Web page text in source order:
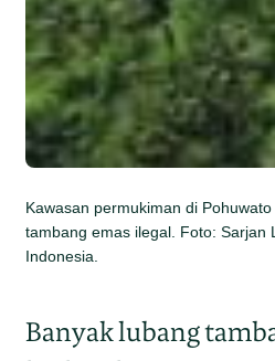
Kawasan permukiman di
tambang emas ilegal. Foto: Sarjan
Indonesia.
Banyak lubang